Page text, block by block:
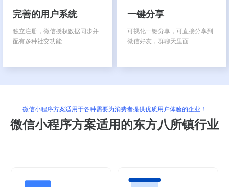
完善的用户系统
独立注册，微信授权数据同步并
配有多种社交功能
一键分享
可视化一键分享，可直接分享到
微信好友，群聊天里面
微信小程序方案适用于各种需要为消费者提供优质用户体验的企业！
微信小程序方案适用的东方八所镇行业